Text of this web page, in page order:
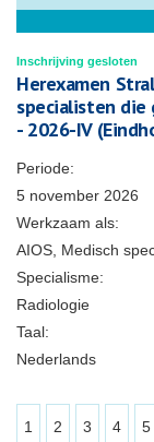
Inschrijving gesloten
Herexamen
specialisten die
- 2026-IV
Periode:
5 november 2026
Werkzaam als:
AIOS, Medisch
Specialisme:
Radiologie
Taal:
Nederlands
1 2 3 4 5